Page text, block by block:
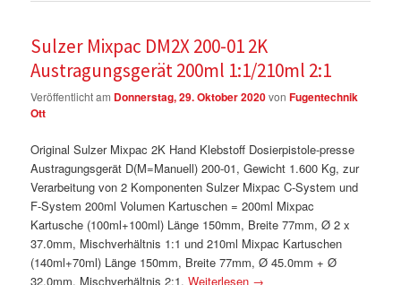
Sulzer Mixpac DM2X 200-01 2K
Austragungsgerät 200ml 1:1/210ml 2:1
Veröffentlicht am Donnerstag, 29. Oktober 2020vonFugentechnik
Ott
Original Sulzer Mixpac 2K Hand Klebstoff Dosierpistole-presse
Austragungsgerät D(M=Manuell) 200-01, Gewicht 1.600 Kg, zur
Verarbeitung von 2 Komponenten Sulzer Mixpac C-System und
F-System 200ml Volumen Kartuschen = 200ml Mixpac
Kartusche (100ml+100ml) Länge 150mm, Breite 77mm, Ø 2 x
37.0mm, Mischverhältnis 1:1 und 210ml Mixpac Kartuschen
(140ml+70ml) Länge 150mm, Breite 77mm, Ø 45.0mm + Ø
32.0mm, Mischverhältnis 2:1.Weiterlesen →